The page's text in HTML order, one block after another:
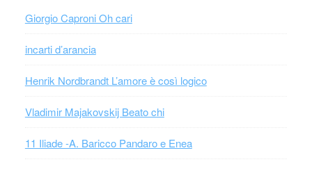
Giorgio Caproni Oh cari
incarti d’arancia
Henrik Nordbrandt L’amore è così logico
Vladimir Majakovskij Beato chi
11 Iliade -A. Baricco Pandaro e Enea